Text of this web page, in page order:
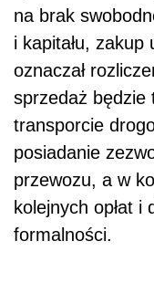
na brak
i kapitału, zakup
oznaczał
sprzedaż będzie
transporcie
posiadanie
przewozu, a w
kolejnych opłat i
formalności.